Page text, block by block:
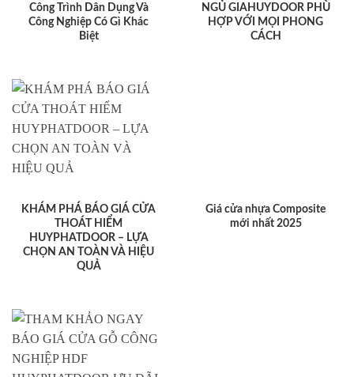
Công Trình Dân Dụng Và
Công Nghiệp Có Gì Khác
Biệt
NGỦ GIAHUYDOOR PHÙ
HỢP VỚI MỌI PHONG
CÁCH
KHÁM PHÁ BÁO GIÁ CỬA
THOÁT HIỂM
HUYPHATDOOR – LỰA
CHỌN AN TOÀN VÀ HIỆU
QUẢ
Giá cửa nhựa Composite
mới nhất 2025